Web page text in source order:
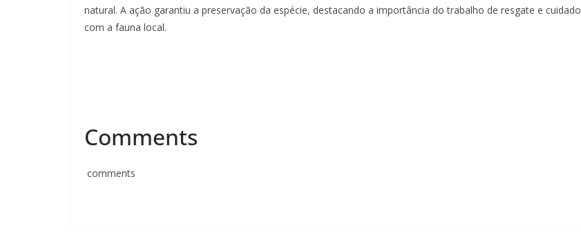
natural. A ação garantiu a preservação da espécie, destacando a importância do trabalho de resgate e cuidado
com a fauna local.
Comments
comments